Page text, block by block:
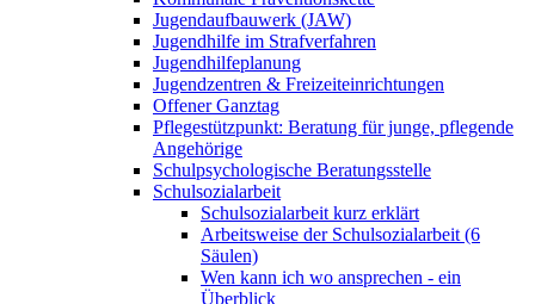
Jugendaufbauwerk (JAW)
Jugendhilfe im Strafverfahren
Jugendhilfeplanung
Jugendzentren & Freizeiteinrichtungen
Offener Ganztag
Pflegestützpunkt: Beratung für junge, pflegende
Angehörige
Schulpsychologische Beratungsstelle
Schulsozialarbeit
Schulsozialarbeit kurz erklärt
Arbeitsweise der Schulsozialarbeit (6
Säulen)
Wen kann ich wo ansprechen - ein
Überblick